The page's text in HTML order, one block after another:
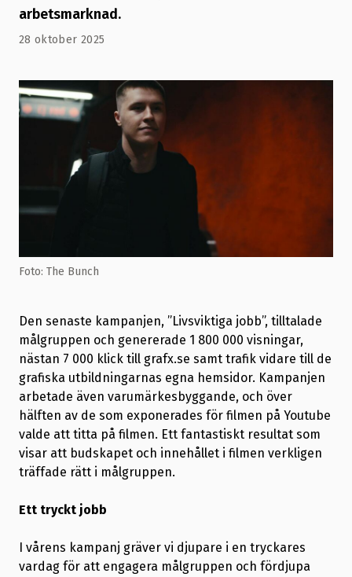
arbetsmarknad.
28 oktober 2025
Foto: The Bunch
Den senaste kampanjen, ”Livsviktiga jobb”, tilltalade
målgruppen och genererade 1 800 000 visningar,
nästan 7 000 klick till grafx.se samt trafik vidare till de
grafiska utbildningarnas egna hemsidor. Kampanjen
arbetade även varumärkesbyggande, och över
hälften av de som exponerades för filmen på Youtube
valde att titta på filmen. Ett fantastiskt resultat som
visar att budskapet och innehållet i filmen verkligen
träffade rätt i målgruppen.
Ett tryckt jobb
I vårens kampanj gräver vi djupare i en tryckares
vardag för att engagera målgruppen och fördjupa